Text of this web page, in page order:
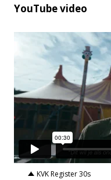
YouTube video
KVK Register 30s